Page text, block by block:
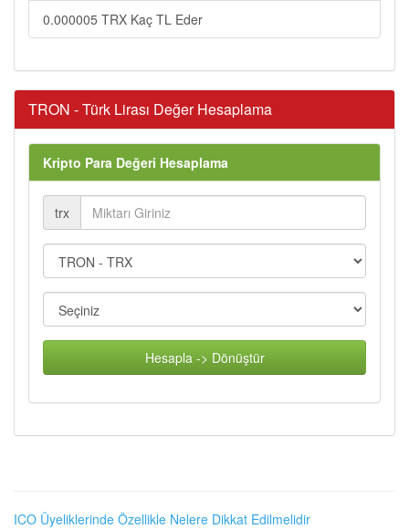
0.000005 TRX Kaç TL Eder
TRON - Türk Lirası Değer Hesaplama
Kripto Para Değeri Hesaplama
trx
Hesapla -> Dönüştür
ICO Üyeliklerinde Özellikle Nelere Dikkat Edilmelidir